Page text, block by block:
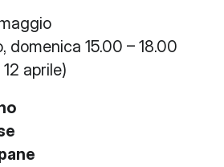
domenica 15.00 – 18.00
aprile)